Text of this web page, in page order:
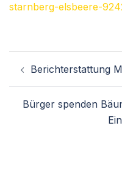
starnberg-elsbeere-
Berichterstattung
Bürger spenden